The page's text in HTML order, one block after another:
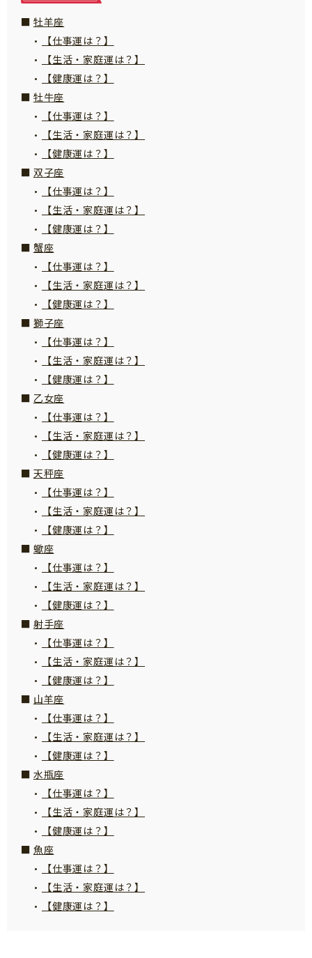
「こそだてまっぷ」とは
サイトのご利⽤にあたって
お問い合わせ
牡羊座
【仕事運は？】
【生活・家庭運は？】
【健康運は？】
牡牛座
【仕事運は？】
【生活・家庭運は？】
【健康運は？】
双子座
【仕事運は？】
【生活・家庭運は？】
【健康運は？】
蟹座
【仕事運は？】
【生活・家庭運は？】
【健康運は？】
獅子座
【仕事運は？】
【生活・家庭運は？】
【健康運は？】
乙女座
【仕事運は？】
【生活・家庭運は？】
【健康運は？】
天秤座
【仕事運は？】
【生活・家庭運は？】
【健康運は？】
蠍座
【仕事運は？】
【生活・家庭運は？】
【健康運は？】
射手座
【仕事運は？】
【生活・家庭運は？】
【健康運は？】
山羊座
【仕事運は？】
【生活・家庭運は？】
【健康運は？】
水瓶座
【仕事運は？】
【生活・家庭運は？】
【健康運は？】
魚座
【仕事運は？】
【生活・家庭運は？】
【健康運は？】